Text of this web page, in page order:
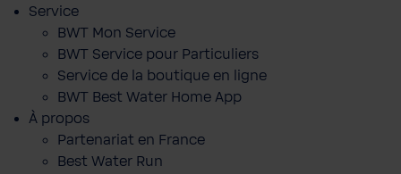
Service
BWT Mon Service
BWT Service pour Particuliers
Service de la boutique en ligne
BWT Best Water Home App
À propos
Partenariat en France
Best Water Run